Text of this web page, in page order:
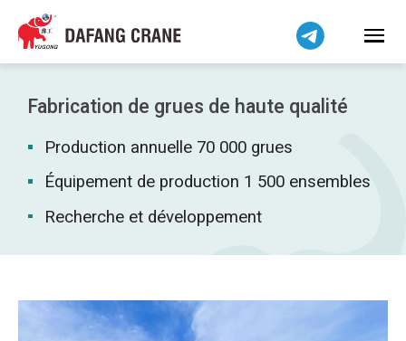
Fabrication de grues de haute qualité
Production annuelle 70 000 grues
Équipement de production 1 500 ensembles
Recherche et développement
Bahasa Indonesia
Bahasa Melayu
Tiếng Việt
简体中文
فارسی
Pilipino
اردو
Беларуская мова